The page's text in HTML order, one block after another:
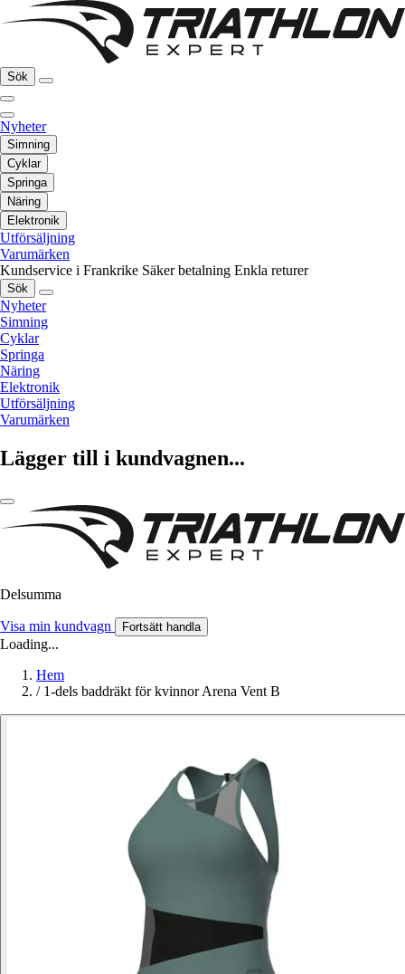
Sök
Nyheter
Simning
Cyklar
Springa
Näring
Elektronik
Utförsäljning
Varumärken
Kundservice i Frankrike Säker betalning Enkla returer
Sök
Nyheter
Simning
Cyklar
Springa
Näring
Elektronik
Utförsäljning
Varumärken
Lägger till i kundvagnen...
Delsumma
Visa min kundvagn Fortsätt handla
Loading...
Hem
/ 1-dels baddräkt för kvinnor Arena Vent B